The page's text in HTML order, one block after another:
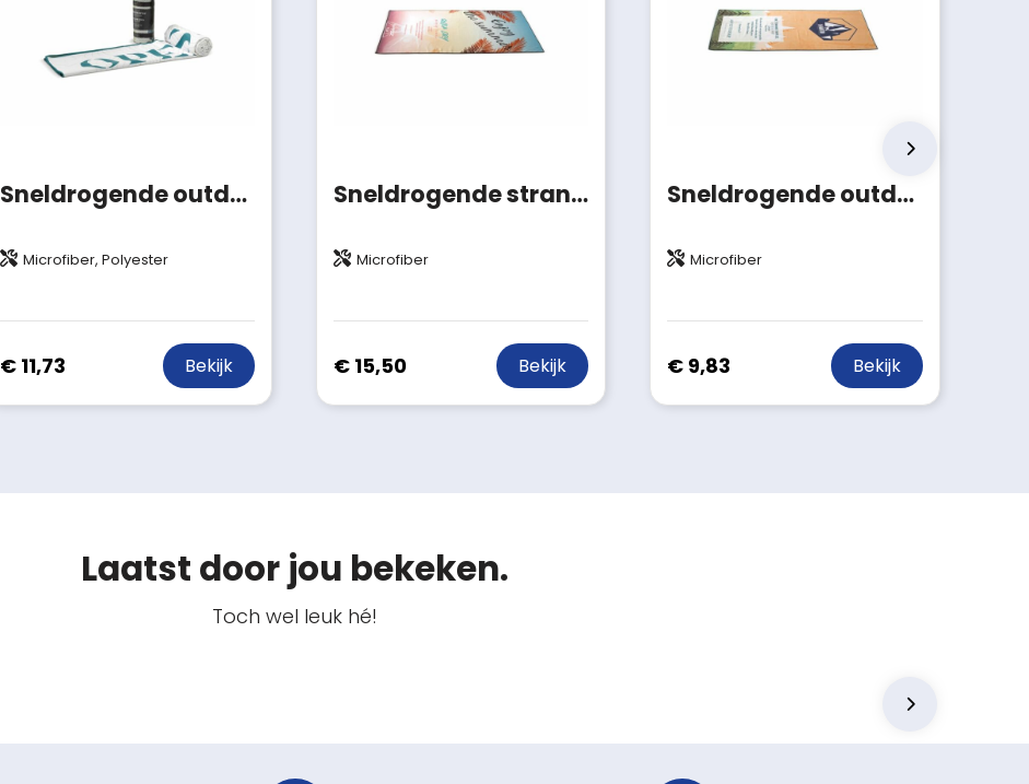
Sneldrogende outdoor handdoek met custom-made print en tas
Microfiber, Polyester
€ 11,73 Bekijk
Sneldrogende strandhanddoek met custom-made print
Microfiber
€ 15,50 Bekijk
Sneldrogende outdoor handdoek met custom print
Microfiber
€ 9,83 Bekijk
Laatst door jou bekeken.
Toch wel leuk hé!